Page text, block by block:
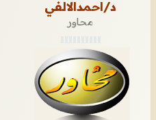
د/احمدالالفي
محاور